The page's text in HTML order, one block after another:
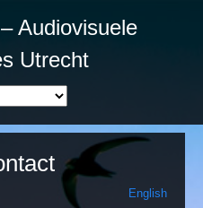
Audiovisuele
Utrecht
English